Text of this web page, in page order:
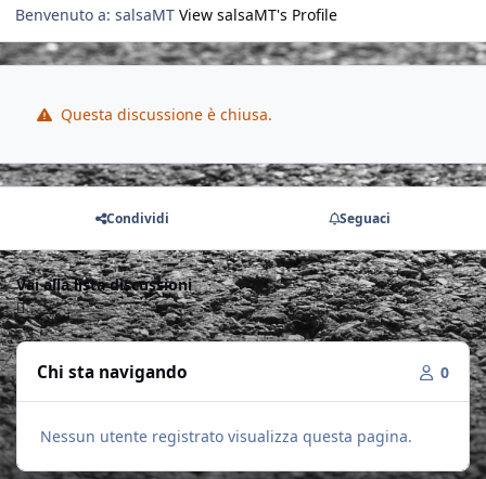
Benvenuto a: salsaMT View salsaMT's Profile
Questa discussione è chiusa.
Condividi Seguaci
Vai alla lista discussioni
Chi sta navigando 0
Nessun utente registrato visualizza questa pagina.